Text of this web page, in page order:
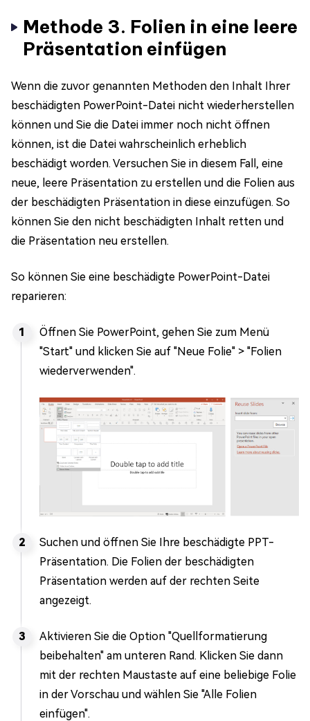
Methode 3. Folien in eine leere
Präsentation einfügen
Wenn die zuvor genannten Methoden den Inhalt Ihrer
beschädigten PowerPoint-Datei nicht wiederherstellen
können und Sie die Datei immer noch nicht öffnen
können, ist die Datei wahrscheinlich erheblich
beschädigt worden. Versuchen Sie in diesem Fall, eine
neue, leere Präsentation zu erstellen und die Folien aus
der beschädigten Präsentation in diese einzufügen. So
können Sie den nicht beschädigten Inhalt retten und
die Präsentation neu erstellen.
So können Sie eine beschädigte PowerPoint-Datei
reparieren:
Öffnen Sie PowerPoint, gehen Sie zum Menü
"Start" und klicken Sie auf "Neue Folie" > "Folien
wiederverwenden".
Suchen und öffnen Sie Ihre beschädigte PPT-
Präsentation. Die Folien der beschädigten
Präsentation werden auf der rechten Seite
angezeigt.
Aktivieren Sie die Option "Quellformatierung
beibehalten" am unteren Rand. Klicken Sie dann
mit der rechten Maustaste auf eine beliebige Folie
in der Vorschau und wählen Sie "Alle Folien
einfügen".